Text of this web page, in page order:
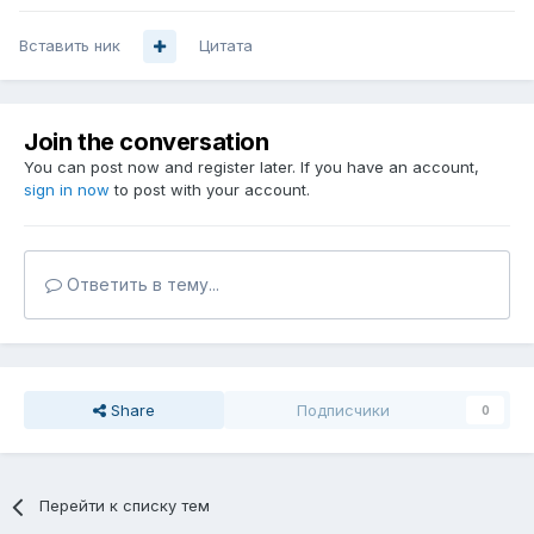
Вставить ник Цитата
Join the conversation
You can post now and register later. If you have an account,
sign in now to post with your account.
Ответить в тему...
Share Подписчики 0
Перейти к списку тем